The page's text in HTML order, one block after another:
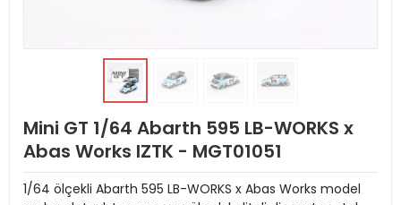
Mini GT 1/64 Abarth 595 LB-WORKS x
Abas Works IZTK - MGT01051
1/64 ölçekli Abarth 595 LB-WORKS x Abas Works model